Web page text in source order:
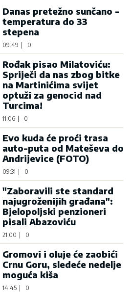
Danas pretežno sunčano -
temperatura do 33
stepena
09:49 | 0
Rođak pisao Milatoviću:
Spriječi da nas zbog bitke
na Martinićima svijet
optuži za genocid nad
Turcima!
11:06 | 0
Evo kuda će proći trasa
auto-puta od Mateševa do
Andrijevice (FOTO)
09:31 | 0
"Zaboravili ste standard
najugroženijih građana":
Bjelopoljski penzioneri
pisali Abazoviću
21:00 | 0
Gromovi i oluje će zaobići
Crnu Goru, sledeće nedelje
moguća kiša
14:45 | 0